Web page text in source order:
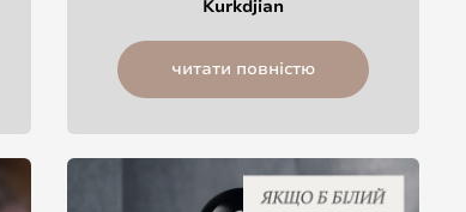
Kurkdjian
читати повністю